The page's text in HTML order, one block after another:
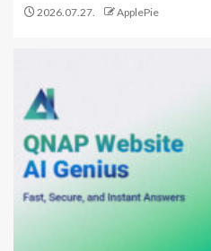
2026.07.27. ApplePie